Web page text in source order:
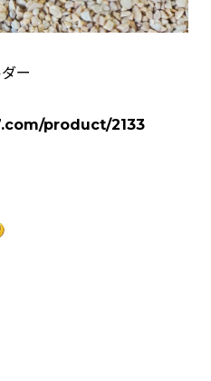
ー
product/2133